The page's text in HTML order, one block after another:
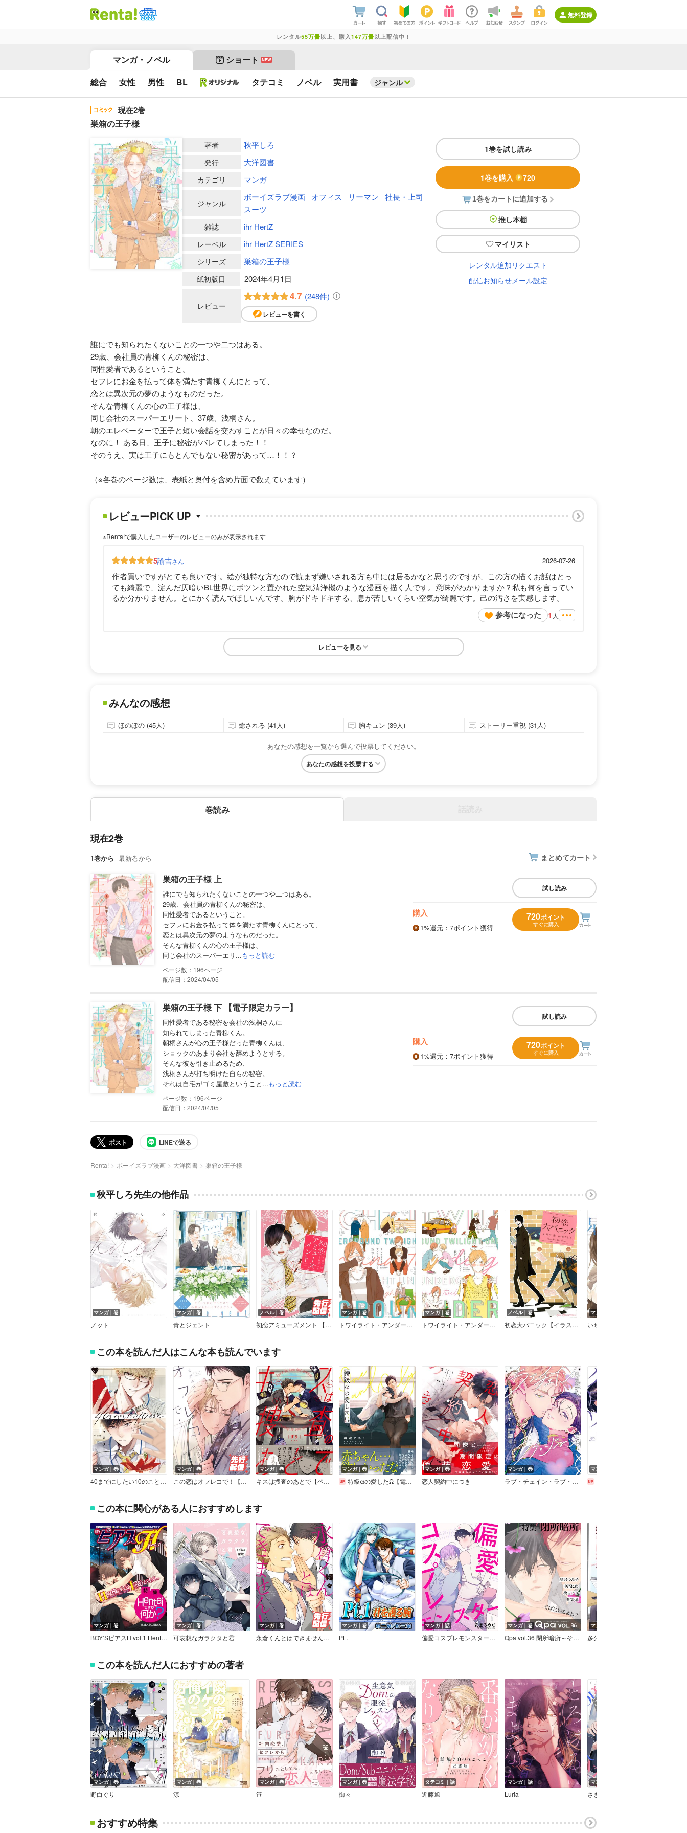
無料登録
レンタル55万冊以上、購入 147万冊以上配信中！
マンガ・ノベル ショート NEW
総合 女性 男性 BL タテコミ ノベル 実用書 ジャンル
現在2巻
巣箱の王子様
1巻を試し読み
1巻を購入 720
1巻をカートに追加する
推し本棚
マイリスト
レンタル追加リクエスト
配信お知らせメール設定
著者 秋平しろ
発行 大洋図書
カテゴリ マンガ
ジャンル
ボーイズラブ漫画 オフィス リーマン
社長・上司
スーツ
雑誌 ihr HertZ
レーベル ihr HertZ SERIES
シリーズ 巣箱の王子様
紙初版日 2024年4月1日
レビュー
4.7 (248件)
レビューを書く
誰にでも知られたくないことの一つや二つはある。
29歳、会社員の青柳くんの秘密は、
同性愛者であるということ。
セフレにお金を払って体を満たす青柳くんにとって、
恋とは異次元の夢のようなものだった。
そんな青柳くんの心の王子様は、
同じ会社のスーパーエリート、37歳、浅桐さん。
朝のエレベーターで王子と短い会話を交わすことが日々の幸せなのだ。
なのに！ ある日、王子に秘密がバレてしまった！！
そのうえ、実は王子にもとんでもない秘密があって…！！？
（※各巻のページ数は、表紙と奥付を含め片面で数えています）
レビューPICK UP
※Renta!で購入したユーザーのレビューのみが表示されます
5諭吉さん 2026-07-26
作者買いですがとても良いです。絵が独特な方なので読まず嫌いされる方も中には居るかなと思うのですが、この方の描くお話はとっ
ても綺麗で、淀んだ仄暗いBL世界にポツンと置かれた空気清浄機のような漫画を描く人です。意味がわかりますか？私も何を言ってい
るか分かりません。とにかく読んでほしいんです。胸がドキドキする、息が苦しいくらい空気が綺麗です。己の汚さを実感します。
参考になった 1 人
レビューを見る
みんなの感想
ほのぼの (45人) 癒される (41人) 胸キュン (39人) ストーリー重視 (31人)
あなたの感想を一覧から選んで投票してください。
あなたの感想を投票する
巻読み
現在2巻
1巻から 最新巻から まとめてカート
巣箱の王子様 上
誰にでも知られたくないことの一つや二つはある。
29歳、会社員の青柳くんの秘密は、
同性愛者であるということ。
セフレにお金を払って体を満たす青柳くんにとって、
恋とは異次元の夢のようなものだった。
そんな青柳くんの心の王子様は、
同じ会社のスーパーエリ...もっと読む
196
配信日：2024/04/05
試し読み
購入
1%還元 ：7ポイント獲得
720ポイント
すぐに購入
巣箱の王子様 下 【電子限定カラー】
同性愛者である秘密を会社の浅桐さんに
知られてしまった青柳くん。
朝桐さんが心の王子様だった青柳くんは、
ショックのあまり会社を辞めようとする。
そんな彼を引き止めるため、
浅桐さんが打ち明けた自らの秘密。
それは自宅がゴミ屋敷ということ...もっと読む
196
配信日：2024/04/05
試し読み
購入
1%還元 ：7ポイント獲得
720ポイント
すぐに購入
ポスト LINEで送る
Renta! ボーイズラブ漫画 大洋図書 巣箱の王子様
秋平しろ先生の他作品
マンガ｜巻
ノット
マンガ｜巻
青とジェント
ノベル｜巻
初恋アミューズメント 【イラスト付】【電子限定SS付】
マンガ｜巻
トワイライト・アンダーグラウンド＋
マンガ｜巻
トワイライト・アンダーグラウンド
ノベル｜巻
初恋大パニック【イラスト付】【電子限定SS付】
マンガ｜巻
この本を読んだ人はこんな本も読んでいます
マンガ｜巻
40までにしたい10のこと【電子特別版】
マンガ｜巻
この恋はオフレコで！【コミックス版】【Renta！限定ペーパー付】
マンガ｜巻
キスは捜査のあとで【ペーパー付】【電子限定ペーパー付】
マンガ｜巻
特級αの愛したΩ【電子限定かきおろし付】
マンガ｜巻
恋人契約中につき
マンガ｜巻
ラブ・チェイン・ラブ・ジーン
マンガ｜巻
この本に関心がある人におすすめします
マンガ｜巻
BOY’SピアスH vol.1 Hentaiですが何か？
マンガ｜巻
可哀想なガラクタと君
マンガ｜巻
永倉くんとはできません！【電子限定かきおろし漫画付】
マンガ｜巻
Pt．
マンガ｜話
偏愛コスプレモンスター（分冊版）
マンガ｜巻
Qpa vol.36 閉所暗所～そばにいるよね？
マンガ｜巻
多分もっと好きになる
この本を読んだ人におすすめの著者
マンガ｜巻
野白ぐり
マンガ｜巻
涼
マンガ｜巻
笹
マンガ｜巻
御々
タテコミ｜話
近藤旭
マンガ｜話
Luria
マンガ｜話
さきしたせんむ
おすすめ特集